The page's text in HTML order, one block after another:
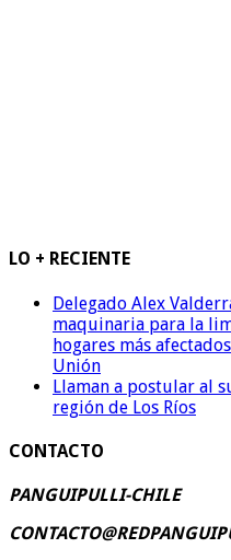
LO + RECIENTE
Delegado Alex
maquinaria para la
hogares más
Unión
Llaman a postular al
región de Los Ríos
CONTACTO
PANGUIPULLI-CHILE